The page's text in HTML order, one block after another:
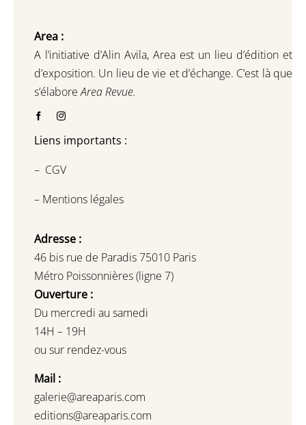
Area :
A l’initiative d’Alin Avila, Area est un lieu d’édition et
d’exposition. Un lieu de vie et d’échange. C’est là que
s’élaboreArea Revue.
Liens importants :
– CGV
– Mentions légales
Adresse :
46 bis rue de Paradis 75010 Paris
Métro Poissonnières (ligne 7)
Ouverture :
Du mercredi au samedi
14H – 19H
ou sur rendez-vous
Mail :
galerie@areaparis.com
editions@areaparis.com